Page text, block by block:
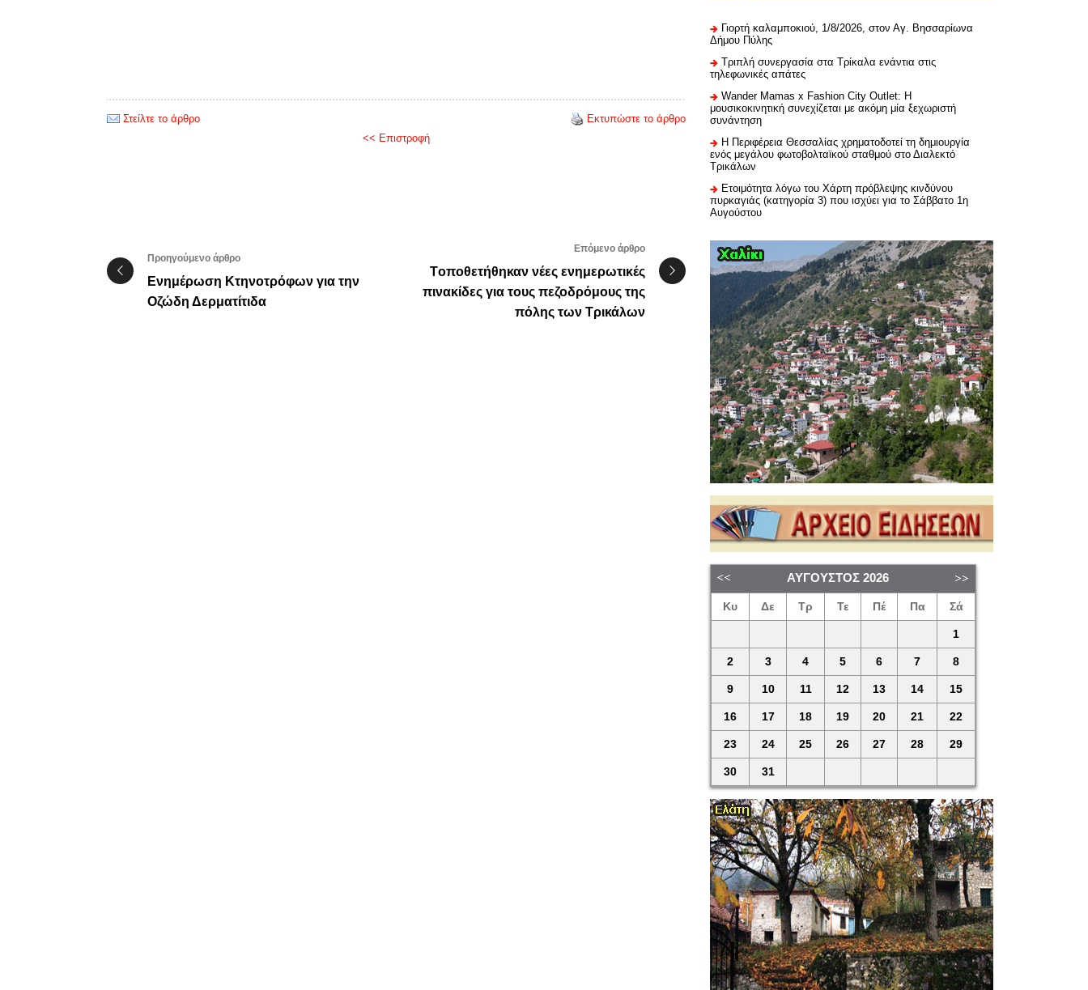
Στείλτε το άρθρο
Εκτυπώστε το άρθρο
<< Επιστροφή
Προηγούμενο άρθρο
Ενημέρωση Κτηνοτρόφων για την
Οζώδη Δερματίτιδα
Επόμενο άρθρο
Tοποθετήθηκαν νέες ενημερωτικές
πινακίδες για τους πεζοδρόμους της
πόλης των Τρικάλων
Γιορτή καλαμποκιού, 1/8/2026, στον Αγ. Βησσαρίωνα
Δήμου Πύλης
Τριπλή συνεργασία στα Τρίκαλα ενάντια στις
τηλεφωνικές απάτες
Wander Mamas x Fashion City Outlet: Η
μουσικοκινητική συνεχίζεται με ακόμη μία ξεχωριστή
συνάντηση
H Περιφέρεια Θεσσαλίας χρηματοδοτεί τη δημιουργία
ενός μεγάλου φωτοβολταϊκού σταθμού στο Διαλεκτό
Τρικάλων
Ετοιμότητα λόγω του Χάρτη πρόβλεψης κινδύνου
πυρκαγιάς (κατηγορία 3) που ισχύει για το Σάββατο 1η
Αυγούστου
ΑΎΓΟΥΣΤΟΣ 2026
Κυ Δε Τρ Τε Πέ Πα Σά
1
2 3 4 5 6 7 8
9 10 11 12 13 14 15
16 17 18 19 20 21 22
23 24 25 26 27 28 29
30 31